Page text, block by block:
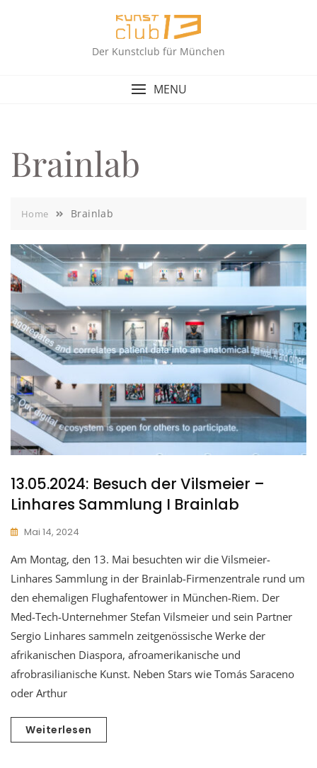
Der Kunstclub für München
MENU
Brainlab
Home Brainlab
13.05.2024: Besuch der Vilsmeier –
Linhares Sammlung I Brainlab
Mai 14, 2024
Am Montag, den 13. Mai besuchten wir die Vilsmeier-
Linhares Sammlung in der Brainlab-Firmenzentrale rund um
den ehemaligen Flughafentower in München-Riem. Der
Med-Tech-Unternehmer Stefan Vilsmeier und sein Partner
Sergio Linhares sammeln zeitgenössische Werke der
afrikanischen Diaspora, afroamerikanische und
afrobrasilianische Kunst. Neben Stars wie Tomás Saraceno
oder Arthur
Weiterlesen